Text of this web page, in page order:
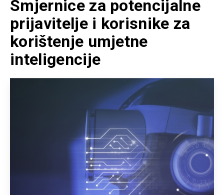
Smjernice za potencijalne
prijavitelje i korisnike za
korištenje umjetne
inteligencije